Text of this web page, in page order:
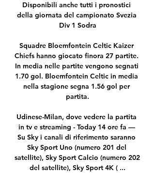
Disponibili anche tutti i pronostici
della giornata del campionato Svezia
Div 1 Sodra
Squadre Bloemfontein Celtic Kaizer
Chiefs hanno giocato finora 27 partite.
In media nelle partite vengono segnati
1.70 gol. Bloemfontein Celtic in media
nella stagione segna 1.56 gol per
partita.
Udinese-Milan, dove vedere la partita
in tv e streaming - Today 14 ore fa —
Su Sky i canali di riferimento saranno
Sky Sport Uno (numero 201 del
satellite), Sky Sport Calcio (numero 202
del satellite), Sky Sport 4K ( ...